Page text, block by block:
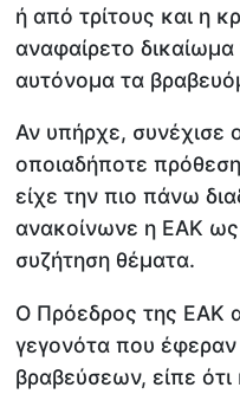
ή από τρίτους και η
αναφαίρετο δικαίωμα
αυτόνομα τα
Αν υπήρχε, συνέχισε
οποιαδήποτε
είχε την πιο πάνω
ανακοίνωνε η ΕΑΚ ως
συζήτηση θέματα.
Ο Πρόεδρος της ΕΑΚ
γεγονότα που
βραβεύσεων, είπε ότι